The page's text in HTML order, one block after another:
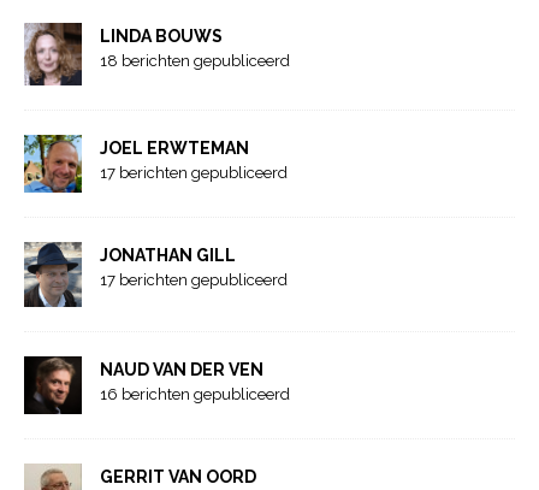
LINDA BOUWS
18 berichten gepubliceerd
JOEL ERWTEMAN
17 berichten gepubliceerd
JONATHAN GILL
17 berichten gepubliceerd
NAUD VAN DER VEN
16 berichten gepubliceerd
GERRIT VAN OORD